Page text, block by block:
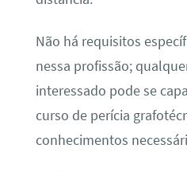
Não há requisitos
nessa profissão;
interessado pode se
curso de perícia
conhecimentos